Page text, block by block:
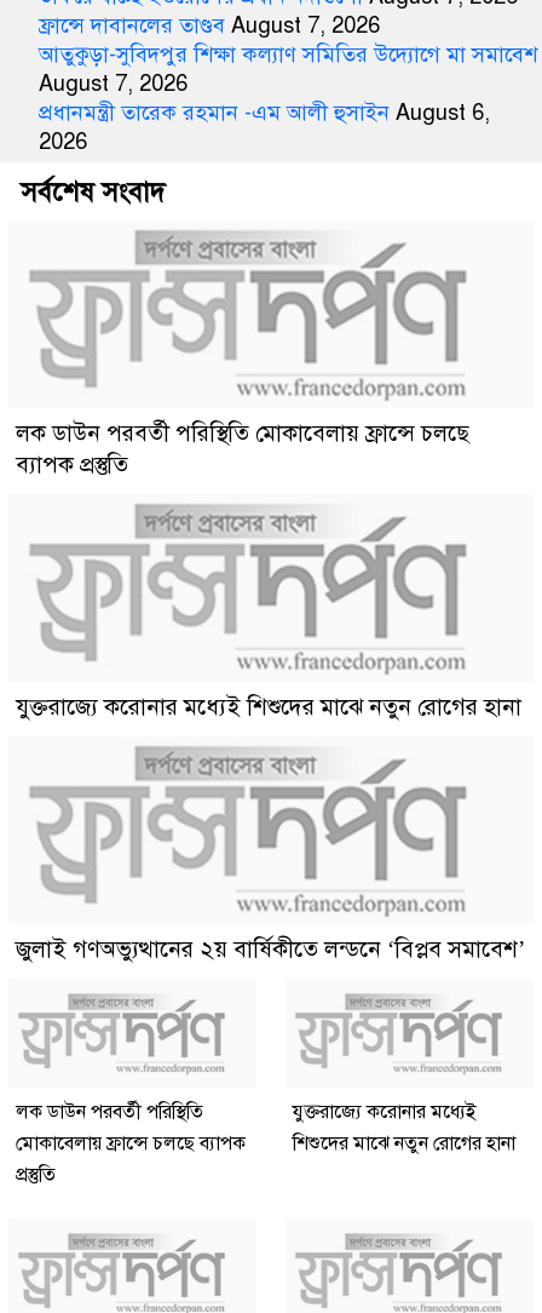
ফ্রান্সে দাবানলের তাণ্ডব August 7, 2026
আতুকুড়া-সুবিদপুর শিক্ষা কল্যাণ সমিতির উদ্যোগে মা সমাবেশ
August 7, 2026
প্রধানমন্ত্রী তারেক রহমান -এম আলী হুসাইন August 6,
2026
সর্বশেষ সংবাদ
লক ডাউন পরবর্তী পরিস্থিতি মোকাবেলায় ফ্রান্সে চলছে
ব্যাপক প্রস্তুতি
যুক্তরাজ্যে করোনার মধ্যেই শিশুদের মাঝে নতুন রোগের হানা
জুলাই গণঅভ্যুত্থানের ২য় বার্ষিকীতে লন্ডনে ‘বিপ্লব সমাবেশ’
লক ডাউন পরবর্তী পরিস্থিতি
মোকাবেলায় ফ্রান্সে চলছে ব্যাপক
প্রস্তুতি
যুক্তরাজ্যে করোনার মধ্যেই
শিশুদের মাঝে নতুন রোগের হানা